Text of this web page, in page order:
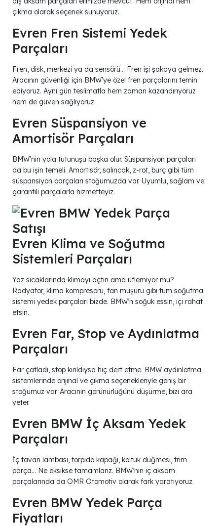
çıkma olarak seçenek sunuyoruz.
Evren Fren Sistemi Yedek
Parçaları
Fren, disk, merkezi ya da sensörü… Fren işi şakaya gelmez.
Aracının güvenliği için BMW’ye özel fren parçalarını temin
ediyoruz. Aynı gün teslimatla hem zaman kazandırıyoruz
hem de güven sağlıyoruz.
Evren Süspansiyon ve
Amortisör Parçaları
BMW’nin yola tutunuşu başka olur. Süspansiyon parçaları
da bu işin temeli. Amortisör, salıncak, z-rot, burç gibi tüm
süspansiyon parçaları stoğumuzda var. Uyumlu, sağlam ve
garantili parçalarla hizmetteyiz.
Evren Klima ve Soğutma
Sistemleri Parçaları
Yaz sıcaklarında klimayı açtın ama üflemiyor mu?
Radyatör, klima kompresörü, fan müşürü gibi tüm soğutma
sistemi yedek parçaları bizde. BMW’n soğuk essin, içi rahat
etsin.
Evren Far, Stop ve Aydınlatma
Parçaları
Far çatladı, stop kırıldıysa hiç dert etme. BMW aydınlatma
sistemlerinde orijinal ve çıkma seçenekleriyle geniş bir
stoğumuz var. Aracının görünürlüğünü düşürme, bizi ara
yeter.
Evren BMW İç Aksam Yedek
Parçaları
İç tavan lambası, torpido kapağı, koltuk düğmesi, trim
parça… Ne eksikse tamamlarız. BMW’nin iç aksam
parçalarında da OMR Otomotiv olarak fark yaratıyoruz.
Evren BMW Yedek Parça
Fiyatları